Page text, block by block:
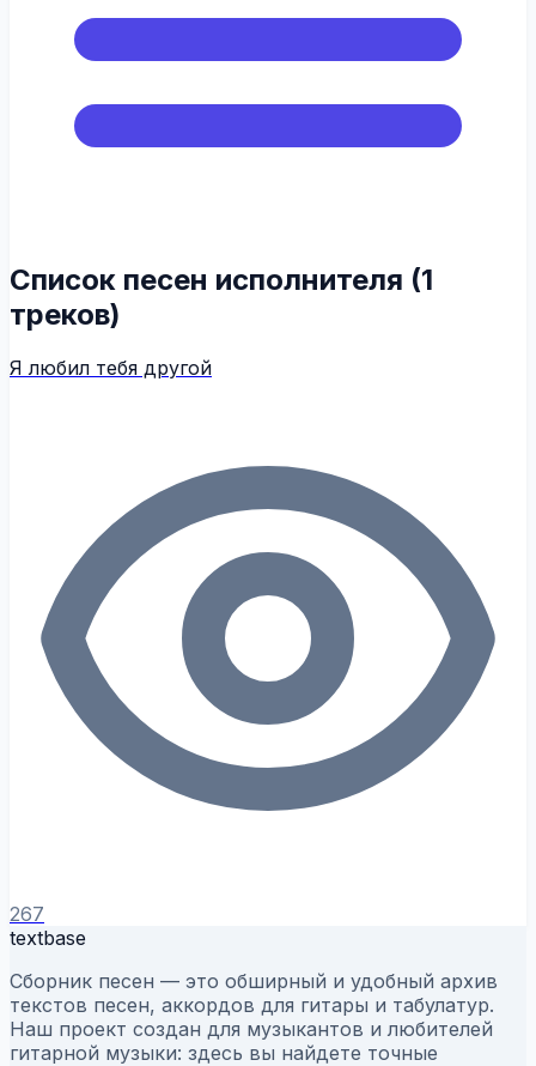
Список песен исполнителя (1
треков)
Я любил тебя другой
267
textbase
Сборник песен — это обширный и удобный архив
текстов песен, аккордов для гитары и табулатур.
Наш проект создан для музыкантов и любителей
гитарной музыки: здесь вы найдете точные